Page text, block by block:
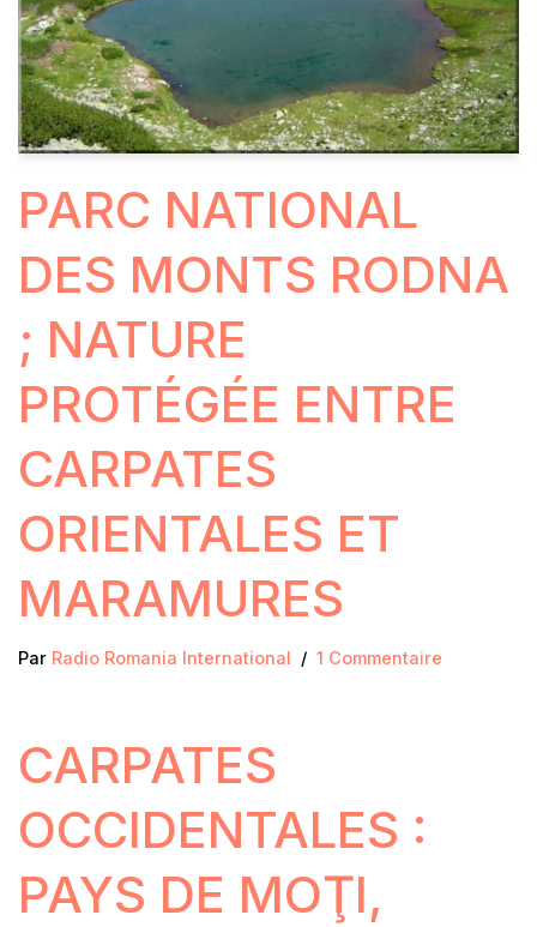
PARC NATIONAL
DES MONTS RODNA
; NATURE
PROTÉGÉE ENTRE
CARPATES
ORIENTALES ET
MARAMURES
Par Radio Romania International 1 Commentaire
CARPATES
OCCIDENTALES :
PAYS DE MOŢI,